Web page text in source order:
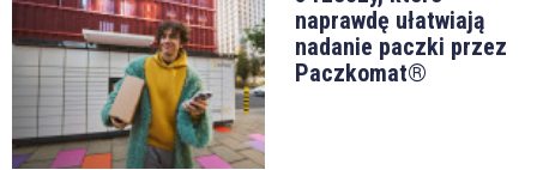
naprawdę ułatwiają
nadanie paczki przez
Paczkomat®